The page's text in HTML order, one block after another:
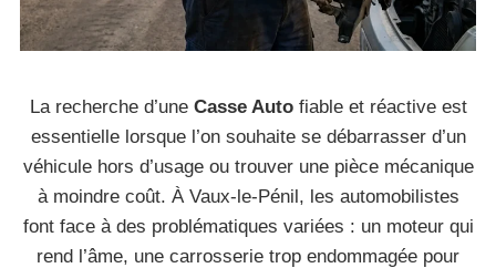
La recherche d’une Casse Autofiable et réactive est
essentielle lorsque l’on souhaite se débarrasser d’un
véhicule hors d’usage ou trouver une pièce mécanique
à moindre coût. À Vaux-le-Pénil, les automobilistes
font face à des problématiques variées : un moteur qui
rend l’âme, une carrosserie trop endommagée pour